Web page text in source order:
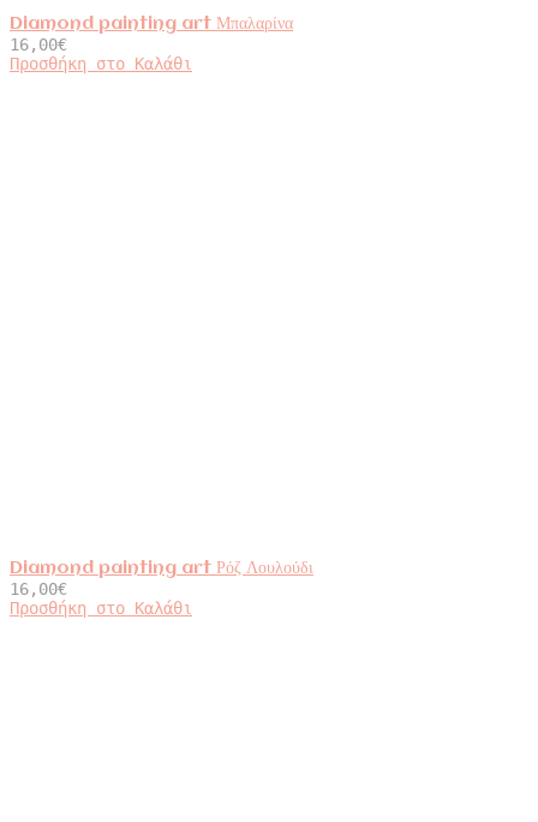
Diamond painting art Μπαλαρίνα
16,00€
Προσθήκη στο Καλάθι
Diamond painting art Ρόζ Λουλούδι
16,00€
Προσθήκη στο Καλάθι